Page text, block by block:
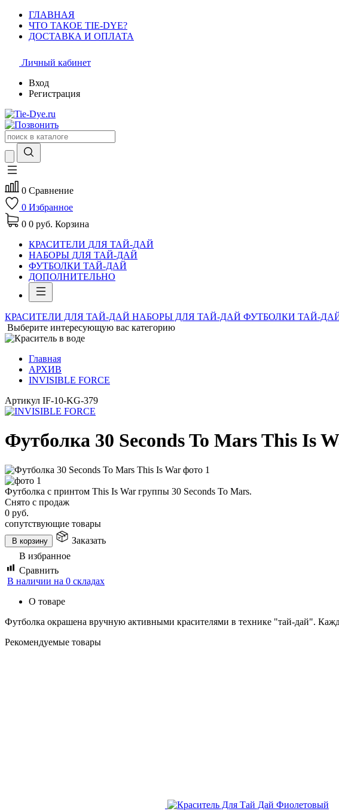
ГЛАВНАЯ
ЧТО ТАКОЕ TIE-DYE?
ДОСТАВКА И ОПЛАТА
Личный кабинет
Вход
Регистрация
0 Сравнение
0 Избранное
0 0 руб. Корзина
КРАСИТЕЛИ ДЛЯ ТАЙ-ДАЙ
НАБОРЫ ДЛЯ ТАЙ-ДАЙ
ФУТБОЛКИ ТАЙ-ДАЙ
ДОПОЛНИТЕЛЬНО
КРАСИТЕЛИ ДЛЯ ТАЙ-ДАЙ НАБОРЫ ДЛЯ ТАЙ-ДАЙ ФУТБОЛКИ ТАЙ-
Выберите интересующую вас категорию
Главная
АРХИВ
INVISIBLE FORCE
Артикул IF-10-KG-379
Футболка 30 Seconds To Mars This Is
Футболка с принтом This Is War группы 30 Seconds To Mars.
Снято с продаж
0 руб.
сопутствующие товары
В корзину
Заказать
В избранное
Сравнить
В наличии на 0 складах
О товаре
Футболка окрашена вручную активными красителями в технике "тай-дай".
Рекомендуемые товары